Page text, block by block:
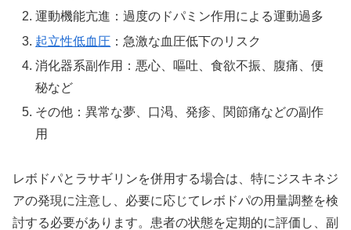
運動機能亢進：過度のドパミン作用による運動過多
起立性低血圧 ：急激な血圧低下のリスク
消化器系副作用：悪心、嘔吐、食欲不振、腹痛、便
秘など
その他：異常な夢、口渇、発疹、関節痛などの副作
用
レボドパとラサギリンを併用する場合は、特にジスキネジ
アの発現に注意し、必要に応じてレボドパの用量調整を検
討する必要があります。患者の状態を定期的に評価し、副